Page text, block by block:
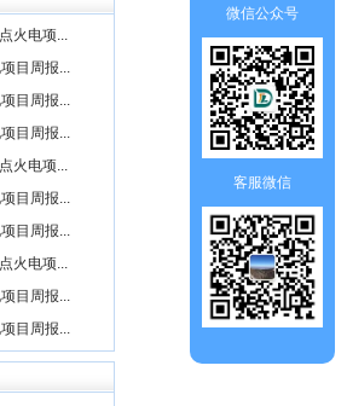
火电项...
目周报...
目周报...
目周报...
火电项...
目周报...
目周报...
火电项...
目周报...
目周报...
微信公众号
客服微信